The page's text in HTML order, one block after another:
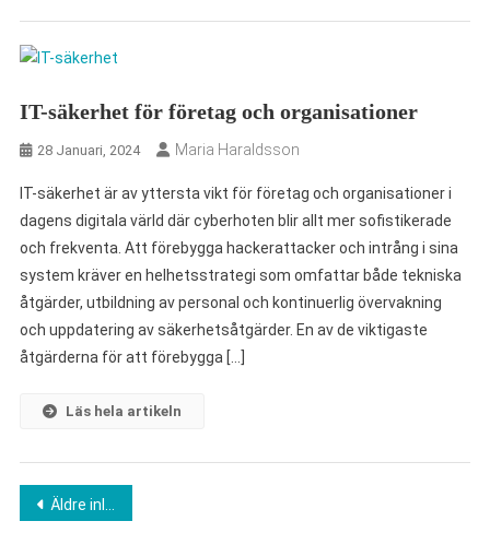
IT-säkerhet för företag och organisationer
28 Januari, 2024 Maria Haraldsson
IT-säkerhet är av yttersta vikt för företag och organisationer i
dagens digitala värld där cyberhoten blir allt mer sofistikerade
och frekventa. Att förebygga hackerattacker och intrång i sina
system kräver en helhetsstrategi som omfattar både tekniska
åtgärder, utbildning av personal och kontinuerlig övervakning
och uppdatering av säkerhetsåtgärder. En av de viktigaste
åtgärderna för att förebygga […]
Läs hela artikeln
Inläggsnavigering
Äldre inlägg